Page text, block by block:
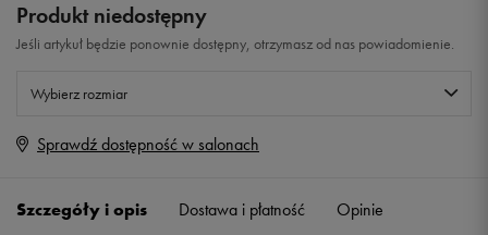
Produkt niedostępny
Jeśli artykuł będzie ponownie dostępny, otrzymasz od nas powiadomienie.
Wybierz rozmiar
Rozmiary EU
41 1/3
Sprawdź dostępność w salonach
Szczegóły i opis Dostawa i płatność Opinie